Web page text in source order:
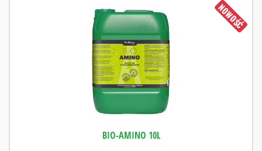
NOWOŚĆ
BIO-AMINO 10L